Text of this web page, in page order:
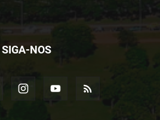
SIGA-NOS